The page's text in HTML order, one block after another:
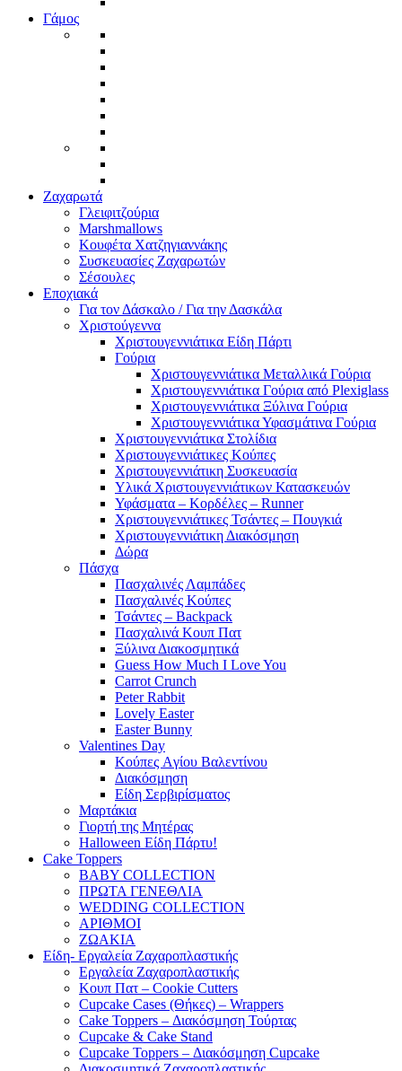
Γάμος
Ζαχαρωτά
Γλειφιτζούρια
Marshmallows
Κουφέτα Χατζηγιαννάκης
Συσκευασίες Ζαχαρωτών
Σέσουλες
Εποχιακά
Για τον Δάσκαλο / Για την Δασκάλα
Χριστούγεννα
Χριστουγεννιάτικα Είδη Πάρτι
Γούρια
Χριστουγεννιάτικα Μεταλλικά Γούρια
Χριστουγεννιάτικα Γούρια από Plexiglass
Χριστουγεννιάτικα Ξύλινα Γούρια
Χριστουγεννιάτικα Υφασμάτινα Γούρια
Χριστουγεννιάτικα Στολίδια
Χριστουγεννιάτικες Κούπες
Χριστουγεννιάτικη Συσκευασία
Υλικά Χριστουγεννιάτικων Κατασκευών
Υφάσματα – Κορδέλες – Runner
Χριστουγεννιάτικες Τσάντες – Πουγκιά
Χριστουγεννιάτικη Διακόσμηση
Δώρα
Πάσχα
Πασχαλινές Λαμπάδες
Πασχαλινές Κούπες
Τσάντες – Backpack
Πασχαλινά Κουπ Πατ
Ξύλινα Διακοσμητικά
Guess How Much I Love You
Carrot Crunch
Peter Rabbit
Lovely Easter
Easter Bunny
Valentines Day
Κούπες Aγίου Βαλεντίνου
Διακόσμηση
Είδη Σερβιρίσματος
Μαρτάκια
Γιορτή της Μητέρας
Halloween Είδη Πάρτυ!
Cake Toppers
BABY COLLECTION
ΠΡΩΤΑ ΓΕΝΕΘΛΙΑ
WEDDING COLLECTION
ΑΡΙΘΜΟΙ
ΖΩΑΚΙΑ
Είδη- Εργαλεία Ζαχαροπλαστικής
Εργαλεία Ζαχαροπλαστικής
Κουπ Πατ – Cookie Cutters
Cupcake Cases (Θήκες) – Wrappers
Cake Toppers – Διακόσμηση Τούρτας
Cupcake & Cake Stand
Cupcake Toppers – Διακόσμηση Cupcake